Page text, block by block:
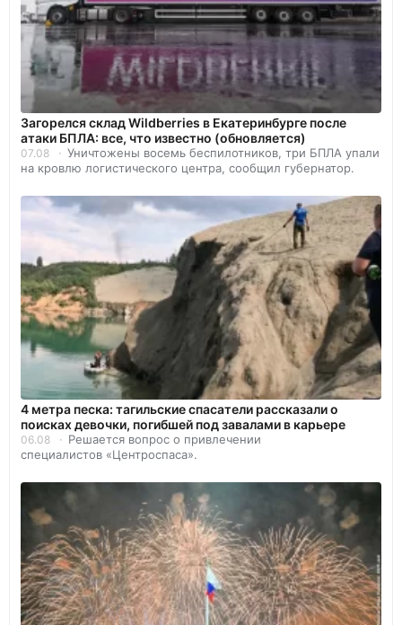
Загорелся склад Wildberries в Екатеринбурге после
атаки БПЛА: все, что известно (обновляется)
07.08
Уничтожены восемь беспилотников, три БПЛА упали
на кровлю логистического центра, сообщил губернатор.
4 метра песка: тагильские спасатели рассказали о
поисках девочки, погибшей под завалами в карьере
06.08
Решается вопрос о привлечении
специалистов «Центроспаса».